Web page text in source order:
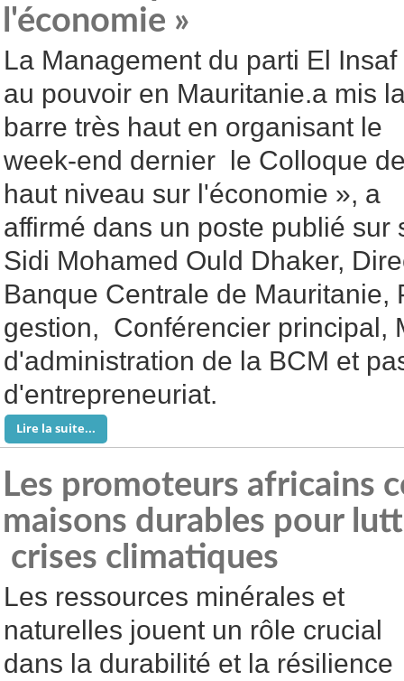
l'économie »
La Management du parti El Insaf
au pouvoir en Mauritanie.a mis
barre très haut en organisant le
week-end dernier le Colloque
haut niveau sur l'économie », a
affirmé dans un poste publié sur
Sidi Mohamed Ould Dhaker,
Banque Centrale de Mauritanie,
gestion, Conférencier principal,
d'administration de la BCM et
d'entrepreneuriat.
Lire la suite...
Les promoteurs africains
maisons durables pour
crises climatiques
Les ressources minérales et
naturelles jouent un rôle crucial
dans la durabilité et la résilience